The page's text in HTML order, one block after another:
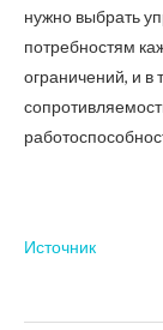
нужно выбрать
потребностям
ограничений, и
Источник